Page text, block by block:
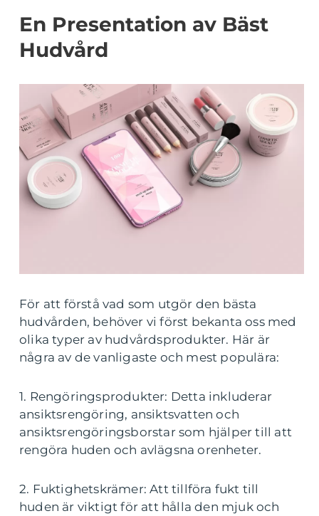
En Presentation av Bäst
Hudvård
För att förstå vad som utgör den bästa
hudvården, behöver vi först bekanta oss med
olika typer av hudvårdsprodukter. Här är
några av de vanligaste och mest populära:
1. Rengöringsprodukter: Detta inkluderar
ansiktsrengöring, ansiktsvatten och
ansiktsrengöringsborstar som hjälper till att
rengöra huden och avlägsna orenheter.
2. Fuktighetskrämer: Att tillföra fukt till
huden är viktigt för att hålla den mjuk och